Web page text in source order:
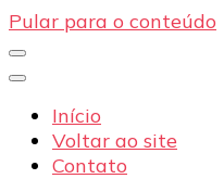
Pular para o conteúdo
Início
Voltar ao site
Contato